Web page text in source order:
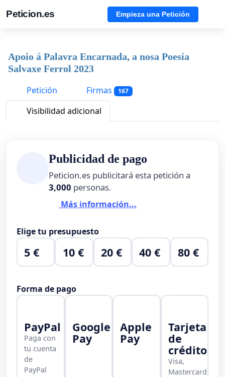
Peticion.es Empieza una Petición
Apoio á Palavra Encarnada, a nosa Poesía
Salvaxe Ferrol 2023
Petición
Firmas 167
Visibilidad adicional
Publicidad de pago
Peticion.es publicitará esta petición a
3,000 personas.
Más información...
Elige tu presupuesto
5 € 10 € 20 € 40 € 80 €
Forma de pago
PayPal
Paga con
tu cuenta
de
PayPal
Google
Pay
Apple
Pay
Tarjeta
de
crédito
Visa,
Mastercard